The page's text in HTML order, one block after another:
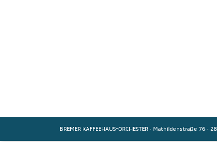
BREMER KAFFEEHAUS-ORCHESTER · Mathildenstraße 76 ·